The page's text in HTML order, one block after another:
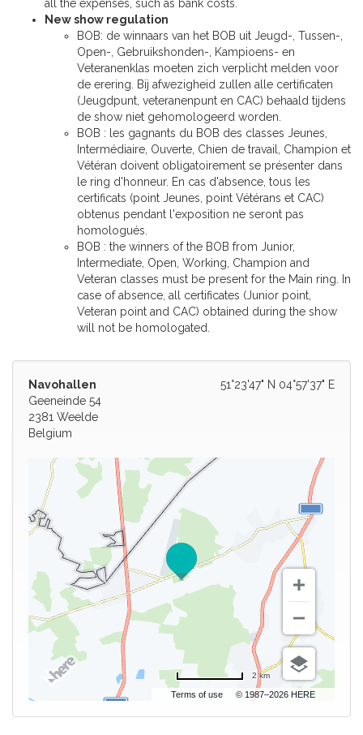
all the expenses, such as bank costs.
New show regulation
BOB: de winnaars van het BOB uit Jeugd-, Tussen-,
Open-, Gebruikshonden-, Kampioens- en
Veteranenklas moeten zich verplicht melden voor
de erering. Bij afwezigheid zullen alle certificaten
(Jeugdpunt, veteranenpunt en CAC) behaald tijdens
de show niet gehomologeerd worden.
BOB : les gagnants du BOB des classes Jeunes,
Intermédiaire, Ouverte, Chien de travail, Champion et
Vétéran doivent obligatoirement se présenter dans
le ring d'honneur. En cas d'absence, tous les
certificats (point Jeunes, point Vétérans et CAC)
obtenus pendant l'exposition ne seront pas
homologués.
BOB : the winners of the BOB from Junior,
Intermediate, Open, Working, Champion and
Veteran classes must be present for the Main ring. In
case of absence, all certificates (Junior point,
Veteran point and CAC) obtained during the show
will not be homologated.
51°23'47" N 04°57'37" E
Navohallen
Geeneinde 54
2381 Weelde
Belgium
Terms of use © 1987–2026 HERE
2 km